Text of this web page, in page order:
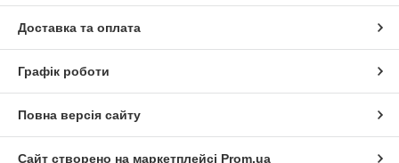
Доставка та оплата
Графік роботи
Повна версія сайту
Сайт створено на маркетплейсі Prom.ua